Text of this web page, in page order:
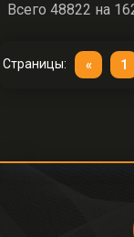
Всего 48822 на
Страницы: « 1